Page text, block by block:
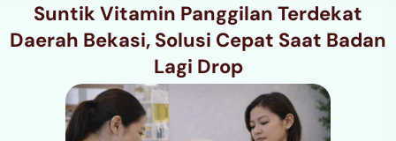
Suntik Vitamin Panggilan Terdekat
Daerah Bekasi, Solusi Cepat Saat Badan
Lagi Drop